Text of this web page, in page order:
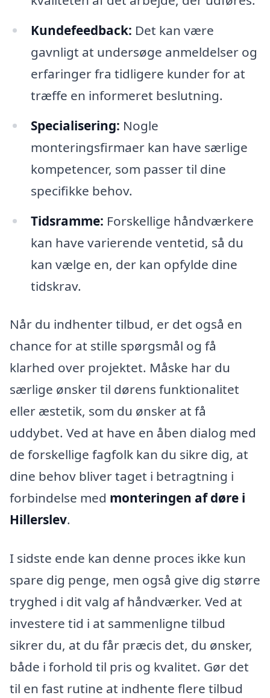
Kundefeedback: Det kan være
gavnligt at undersøge anmeldelser og
erfaringer fra tidligere kunder for at
træffe en informeret beslutning.
Specialisering: Nogle
monteringsfirmaer kan have særlige
kompetencer, som passer til dine
specifikke behov.
Tidsramme: Forskellige håndværkere
kan have varierende ventetid, så du
kan vælge en, der kan opfylde dine
tidskrav.
Når du indhenter tilbud, er det også en
chance for at stille spørgsmål og få
klarhed over projektet. Måske har du
særlige ønsker til dørens funktionalitet
eller æstetik, som du ønsker at få
uddybet. Ved at have en åben dialog med
de forskellige fagfolk kan du sikre dig, at
dine behov bliver taget i betragtning i
forbindelse med monteringen af døre i
Hillerslev.
I sidste ende kan denne proces ikke kun
spare dig penge, men også give dig større
tryghed i dit valg af håndværker. Ved at
investere tid i at sammenligne tilbud
sikrer du, at du får præcis det, du ønsker,
både i forhold til pris og kvalitet. Gør det
til en fast rutine at indhente flere tilbud